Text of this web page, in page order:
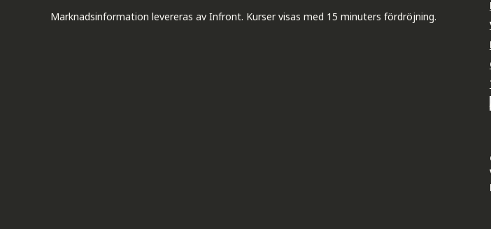
Marknadsinformation levereras av Infront. Kurser visas med 15 minuters fördröjning.